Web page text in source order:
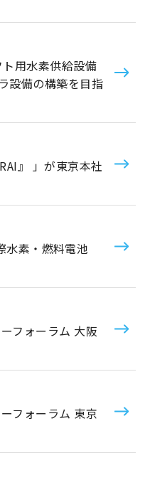
用水素供給設備
設備の構築を目指
』 」が東京本社
水素・燃料電池
フォーラム 大阪
フォーラム 東京